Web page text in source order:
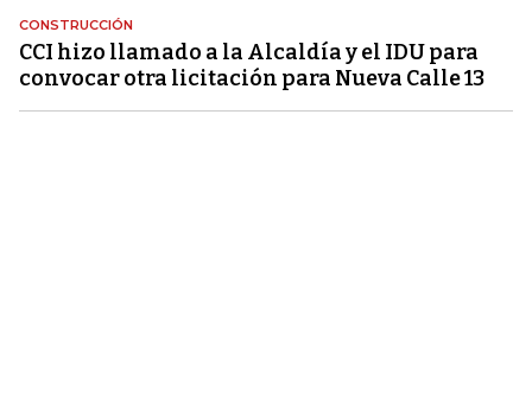
CONSTRUCCIÓN
CCI hizo llamado a la Alcaldía y el IDU para
convocar otra licitación para Nueva Calle 13